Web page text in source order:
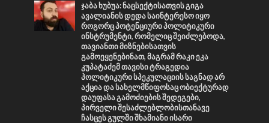
ჯაბა ხუბუა: ნაცსექტისათვის გიგა
ავალიანის დედა საინტერესო იყო
როგორც პოტენციური პოლიტიკური
ინსტრუმენტი, რომელიც შეიძლებოდა,
თავიანთი მიზნებისათვის
გამოეყენებინათ, მაგრამ რაკი ეკა
კუპატაძემ თავისი ტრაგედია
პოლიტიკური სპეკულაციის საგნად არ
აქცია და სახელმწიფოსაც ობიექტურად
დაუფასა გამოძიების შედეგები,
პირველი შესაძლებლობისთანავე
ჩასცეს გულში შხამიანი ისარი